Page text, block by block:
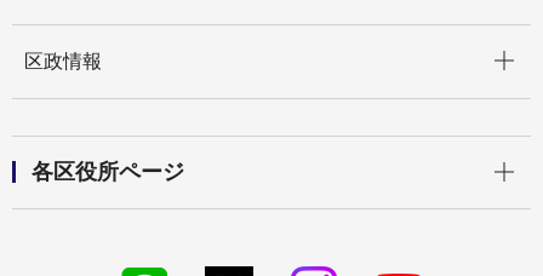
区政情報
各区役所ページ